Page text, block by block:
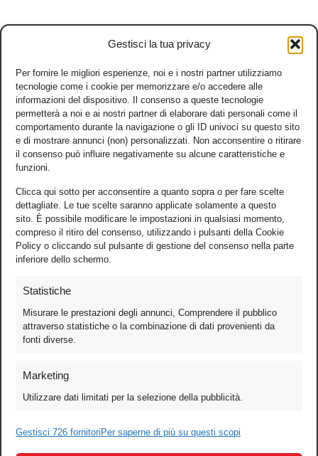
Gestisci la tua privacy
Per fornire le migliori esperienze, noi e i nostri partner utilizziamo
tecnologie come i cookie per memorizzare e/o accedere alle
informazioni del dispositivo. Il consenso a queste tecnologie
permetterà a noi e ai nostri partner di elaborare dati personali come il
comportamento durante la navigazione o gli ID univoci su questo sito
e di mostrare annunci (non) personalizzati. Non acconsentire o ritirare
il consenso può influire negativamente su alcune caratteristiche e
funzioni.
Clicca qui sotto per acconsentire a quanto sopra o per fare scelte
dettagliate. Le tue scelte saranno applicate solamente a questo
sito. È possibile modificare le impostazioni in qualsiasi momento,
compreso il ritiro del consenso, utilizzando i pulsanti della Cookie
Policy o cliccando sul pulsante di gestione del consenso nella parte
inferiore dello schermo.
Statistiche
Misurare le prestazioni degli annunci, Comprendere il pubblico
attraverso statistiche o la combinazione di dati provenienti da
fonti diverse.
Marketing
Utilizzare dati limitati per la selezione della pubblicità.
Gestisci 726 fornitori Per saperne di più su questi scopi
Games
Test